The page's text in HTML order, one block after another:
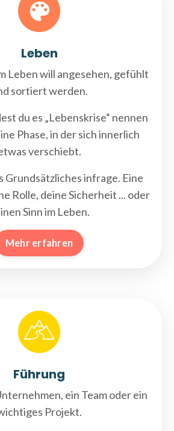
Leben
Leben will angesehen, gefühlt
sortiert werden.
du es „Lebenskrise“ nennen
Phase, in der sich innerlich
verschiebt.
Grundsätzliches infrage. Eine
Rolle, deine Sicherheit ... oder
Sinn im Leben.
Mehr erfahren
Führung
ein Team oder ein
Projekt.